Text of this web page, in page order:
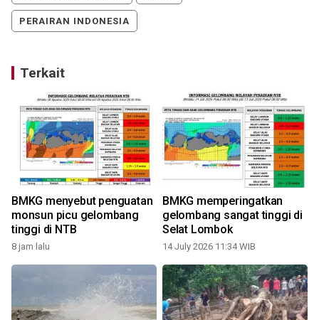
PERAIRAN INDONESIA
Terkait
BMKG menyebut penguatan
monsun picu gelombang
tinggi di NTB
8 jam lalu
BMKG memperingatkan
gelombang sangat tinggi di
Selat Lombok
14 July 2026 11:34 WIB